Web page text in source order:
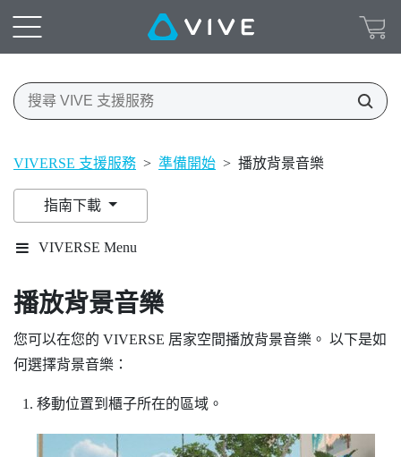
VIVERSE 支援服務 > 準備開始 > 播放背景音樂
指南下載
VIVERSE Menu
播放背景音樂
您可以在您的 VIVERSE 居家空間播放背景音樂。 以下是如
何選擇背景音樂：
移動位置到櫃子所在的區域。